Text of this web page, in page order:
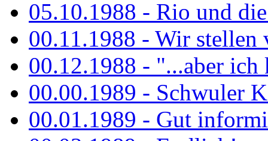
05.10.1988 - Rio und
00.11.1988 - Wir stellen
00.12.1988 - "...aber ich
00.00.1989 - Schwuler
00.01.1989 - Gut